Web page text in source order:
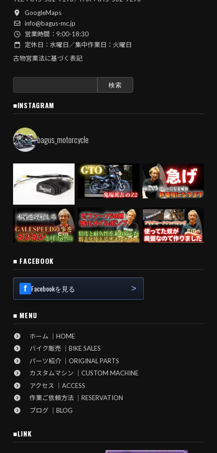
GoogleMaps
info@bagus-mc.jp
営業時間：9:00-18:30
定休日：水曜日／集中作業日：火曜日
古物営業法に基づく表記
■INSTAGRAM
bagus_motorcycle
■ FACEBOOK
Facebookを見る
■ MENU
ホーム ｜HOME
バイク販売 ｜BIKE SALES
パーツ紹介 ｜ORIGINAL PARTS
カスタムマシン ｜CUSTOM MACHINE
アクセス ｜ACCESS
作業ご依頼方法 ｜RESERVATION
ブログ ｜BLOG
■LINK